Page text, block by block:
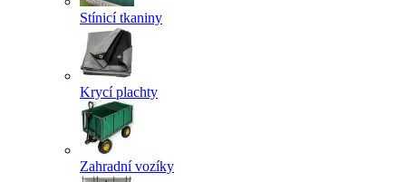
Stínicí tkaniny
Krycí plachty
Zahradní vozíky